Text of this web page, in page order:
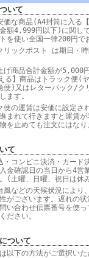
いて
価な商品(A4封筒に入る
額4,999円以下)に関し
を使い全国一律200円で
リックポスト は期日・
げ商品合計金額が5,000
る】商品はトラック便(
便)又はレターパック/ク
ます。
便の運賃は安価に設定さ
まれて行きますと運賃
を止めても注文にはな
て
・コンビニ決済・カード
金確認日の当日から4営
(土曜、日曜、祝日は休
風などの天候状況により
がございます。遅れの
い合わせ伝票番号を使
ださい。
ついて
以下の方法がご選択い